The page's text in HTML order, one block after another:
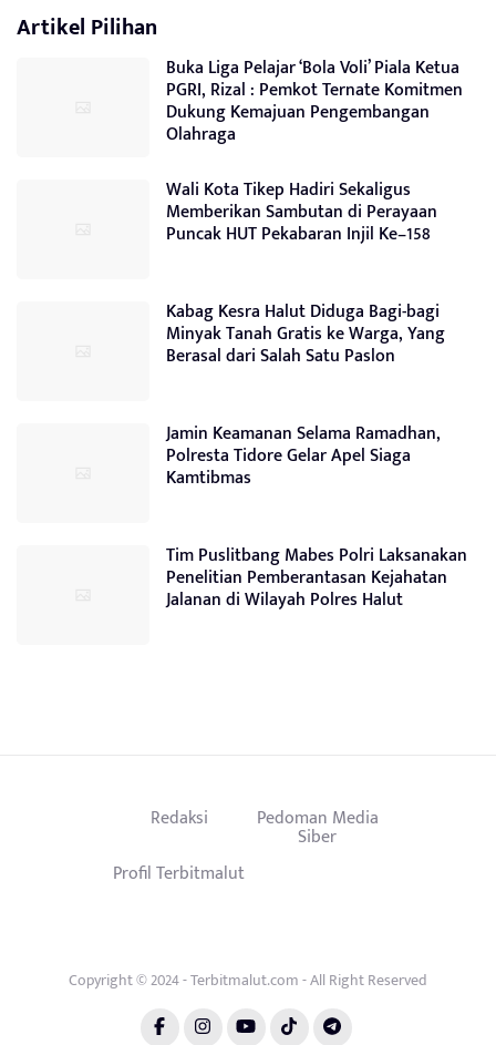
Artikel Pilihan
Buka Liga Pelajar ‘Bola Voli’ Piala Ketua
PGRI, Rizal : Pemkot Ternate Komitmen
Dukung Kemajuan Pengembangan
Olahraga
Wali Kota Tikep Hadiri Sekaligus
Memberikan Sambutan di Perayaan
Puncak HUT Pekabaran Injil Ke–158
Kabag Kesra Halut Diduga Bagi-bagi
Minyak Tanah Gratis ke Warga, Yang
Berasal dari Salah Satu Paslon
Jamin Keamanan Selama Ramadhan,
Polresta Tidore Gelar Apel Siaga
Kamtibmas
Tim Puslitbang Mabes Polri Laksanakan
Penelitian Pemberantasan Kejahatan
Jalanan di Wilayah Polres Halut
Redaksi Pedoman Media
Siber
Profil Terbitmalut
Copyright © 2024 - Terbitmalut.com - All Right Reserved